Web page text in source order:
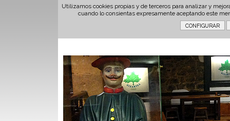
Utilizamos cookies propias y de terceros para analizar y
cuando lo consientas expresamente aceptando este